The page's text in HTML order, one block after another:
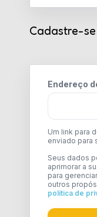
Cadastre-se
Endereço
Um link para
enviado para
Seus dados
aprimorar a
para
outros
política de